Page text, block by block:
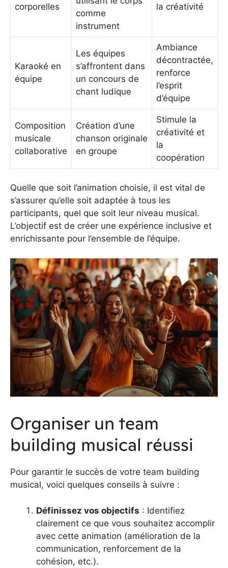
corporelles
comme
instrument
la créativité
Karaoké en
équipe
Les équipes
s’affrontent dans
un concours de
chant ludique
Ambiance
décontractée,
renforce
l’esprit
d’équipe
Composition
musicale
collaborative
Création d’une
chanson originale
en groupe
Stimule la
créativité et
la
coopération
Quelle que soit l’animation choisie, il est vital de
s’assurer qu’elle soit adaptée à tous les
participants, quel que soit leur niveau musical.
L’objectif est de créer une expérience inclusive et
enrichissante pour l’ensemble de l’équipe.
Organiser un team
building musical réussi
Pour garantir le succès de votre team building
musical, voici quelques conseils à suivre :
Définissez vos objectifs : Identifiez
clairement ce que vous souhaitez accomplir
avec cette animation (amélioration de la
communication, renforcement de la
cohésion, etc.).